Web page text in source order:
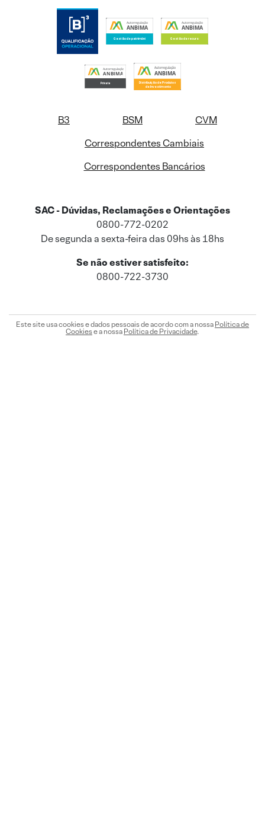
B3 BSM
CVM
Correspondentes Cambiais
Correspondentes Bancários
SAC - Dúvidas, Reclamações e Orientações
0800-772-0202
De segunda a sexta-feira das 09hs às 18hs
Se não estiver satisfeito:
0800-722-3730
Este site usa cookies e dados pessoais de acordo com a nossa Política de
Cookiese a nossa Política de Privacidade.